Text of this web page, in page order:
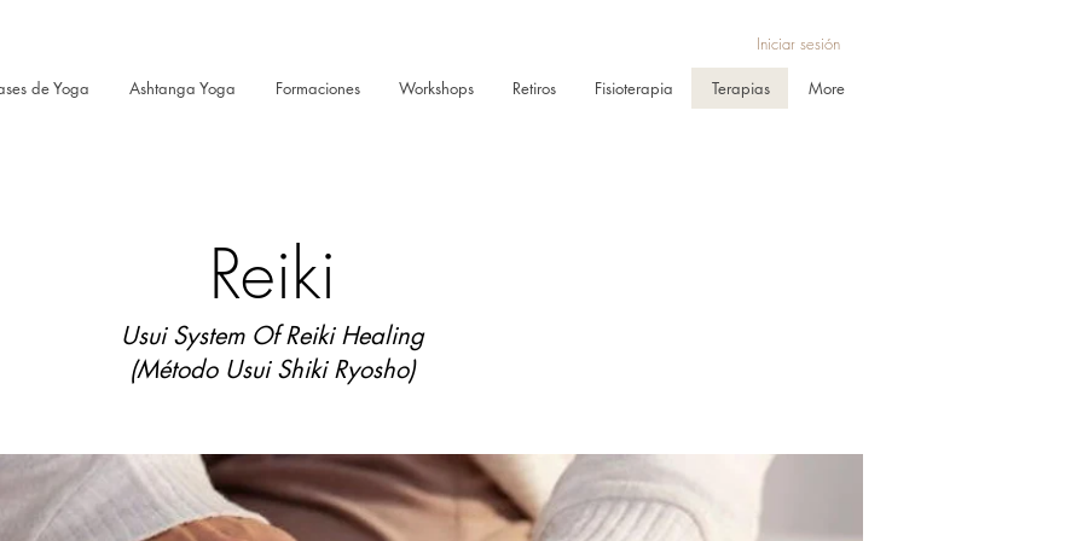
Iniciar sesión
de Yoga Ashtanga Yoga Formaciones Workshops Retiros Fisioterapia Terapias More
Reiki
Usui System Of Reiki Healing
(Método Usui Shiki Ryosho)